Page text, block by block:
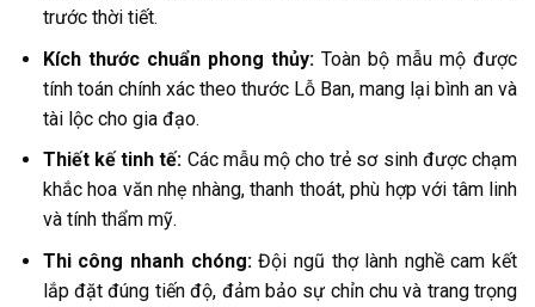
trước thời tiết.
Kích thước chuẩn phong thủy:Toàn bộ mẫu mộ được
tính toán chính xác theo thước Lỗ Ban, mang lại bình an và
tài lộc cho gia đạo.
Thiết kế tinh tế: Các mẫu mộ cho trẻ sơ sinh được chạm
khắc hoa văn nhẹ nhàng, thanh thoát, phù hợp với tâm linh
và tính thẩm mỹ.
Thi công nhanh chóng:Đội ngũ thợ lành nghề cam kết
lắp đặt đúng tiến độ, đảm bảo sự chỉn chu và trang trọng